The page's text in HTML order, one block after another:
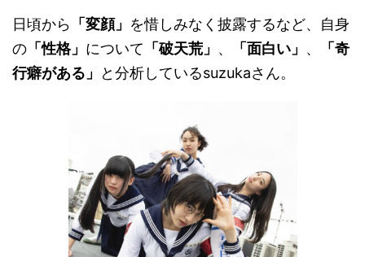
日頃から 「変顔」 を惜しみなく披露するなど、自身
の 「性格」 について 「破天荒」 、 「面白い」 、
「奇
行癖がある」
と分析しているsuzukaさん。